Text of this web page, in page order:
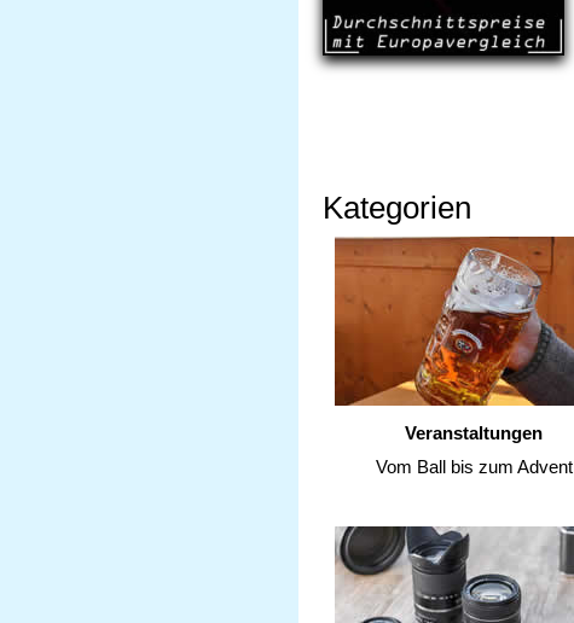
Kategorien
Veranstaltungen
Vom Ball bis zum Advent